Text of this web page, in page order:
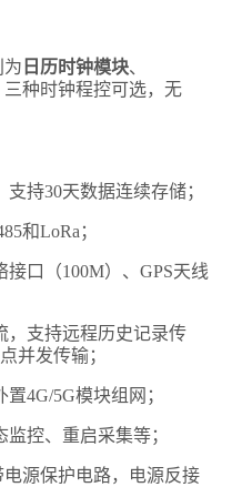
为 日历时钟模块、
三种时钟程控可选，无
支持30天数据连续存储；
85和LoRa；
接口（100M）、GPS天线
支持远程历史记录传
并发传输；
置4G/5G模块组网；
控、重启采集等；
源保护电路，电源反接